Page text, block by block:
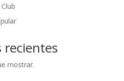
recientes
mostrar.